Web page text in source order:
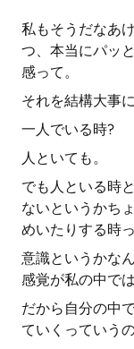
私もそうだなあ
つ、本当にパッ
感って。
それを結構大事
一人でいる時?
人といても。
でも人といる時
ないというかち
めいたりする時っ
意識というかな
感覚が私の中では
だから自分の中
ていくっていう